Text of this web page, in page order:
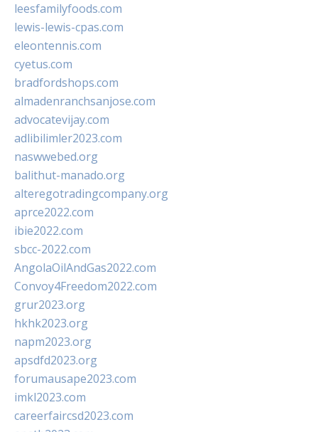
leesfamilyfoods.com
lewis-lewis-cpas.com
eleontennis.com
cyetus.com
bradfordshops.com
almadenranchsanjose.com
advocatevijay.com
adlibilimler2023.com
naswwebed.org
balithut-manado.org
alteregotradingcompany.org
aprce2022.com
ibie2022.com
sbcc-2022.com
AngolaOilAndGas2022.com
Convoy4Freedom2022.com
grur2023.org
hkhk2023.org
napm2023.org
apsdfd2023.org
forumausape2023.com
imkl2023.com
careerfaircsd2023.com